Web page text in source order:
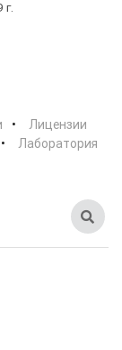
г.
Лицензии
Лаборатория